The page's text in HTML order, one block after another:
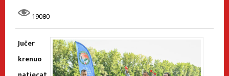
19080
Jučer
krenuo